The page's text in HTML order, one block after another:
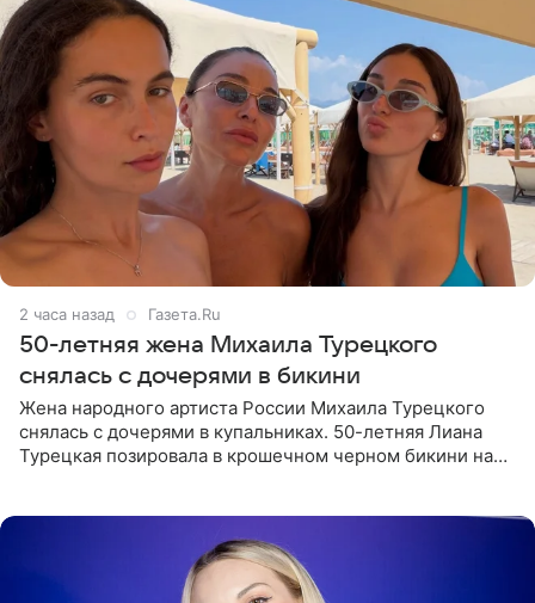
2 часа назад Газета.Ru
50-летняя жена Михаила Турецкого
снялась с дочерями в бикини
Жена народного артиста России Михаила Турецкого
снялась с дочерями в купальниках. 50-летняя Лиана
Турецкая позировала в крошечном черном бикини на